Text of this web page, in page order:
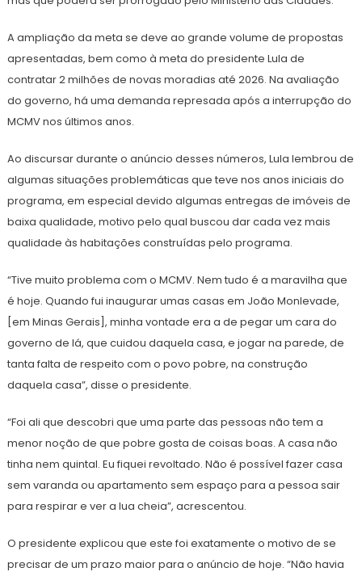
A ampliação da meta se deve ao grande volume de propostas
apresentadas, bem como à meta do presidente Lula de
contratar 2 milhões de novas moradias até 2026. Na avaliação
do governo, há uma demanda represada após a interrupção do
MCMV nos últimos anos.
Ao discursar durante o anúncio desses números, Lula lembrou de
algumas situações problemáticas que teve nos anos iniciais do
programa, em especial devido algumas entregas de imóveis de
baixa qualidade, motivo pelo qual buscou dar cada vez mais
qualidade às habitações construídas pelo programa.
“Tive muito problema com o MCMV. Nem tudo é a maravilha que
é hoje. Quando fui inaugurar umas casas em João Monlevade,
[em Minas Gerais], minha vontade era a de pegar um cara do
governo de lá, que cuidou daquela casa, e jogar na parede, de
tanta falta de respeito com o povo pobre, na construção
daquela casa”, disse o presidente.
“Foi ali que descobri que uma parte das pessoas não tem a
menor noção de que pobre gosta de coisas boas. A casa não
tinha nem quintal. Eu fiquei revoltado. Não é possível fazer casa
sem varanda ou apartamento sem espaço para a pessoa sair
para respirar e ver a lua cheia”, acrescentou.
O presidente explicou que este foi exatamente o motivo de se
precisar de um prazo maior para o anúncio de hoje. “Não havia